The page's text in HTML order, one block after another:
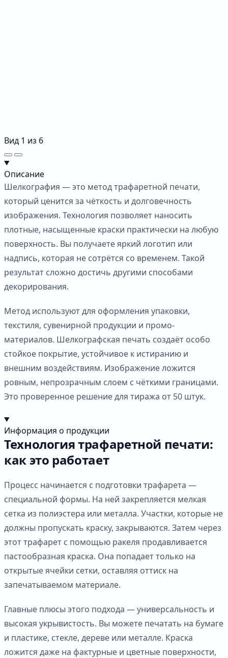
Вид 1 из 6
Описание
Шелкография — это метод трафаретной печати,
который ценится за чёткость и долговечность
изображения. Технология позволяет наносить
плотные, насыщенные краски практически на любую
поверхность. Вы получаете яркий логотип или
надпись, которая не сотрётся со временем. Такой
результат сложно достичь другими способами
декорирования.
Метод используют для оформления упаковки,
текстиля, сувенирной продукции и промо-
материалов. Шелкографская печать создаёт особо
стойкое покрытие, устойчивое к истиранию и
внешним воздействиям. Изображение ложится
ровным, непрозрачным слоем с чёткими границами.
Это проверенное решение для тиража от 50 штук.
Информация о продукции
Технология трафаретной печати:
как это работает
Процесс начинается с подготовки трафарета —
специальной формы. На ней закрепляется мелкая
сетка из полиэстера или металла. Участки, которые не
должны пропускать краску, закрываются. Затем через
этот трафарет с помощью ракеля продавливается
пастообразная краска. Она попадает только на
открытые ячейки сетки, оставляя оттиск на
запечатываемом материале.
Главные плюсы этого подхода — универсальность и
высокая укрывистость. Вы можете печатать на бумаге
и пластике, стекле, дереве или металле. Краска
ложится даже на фактурные и цветные поверхности,